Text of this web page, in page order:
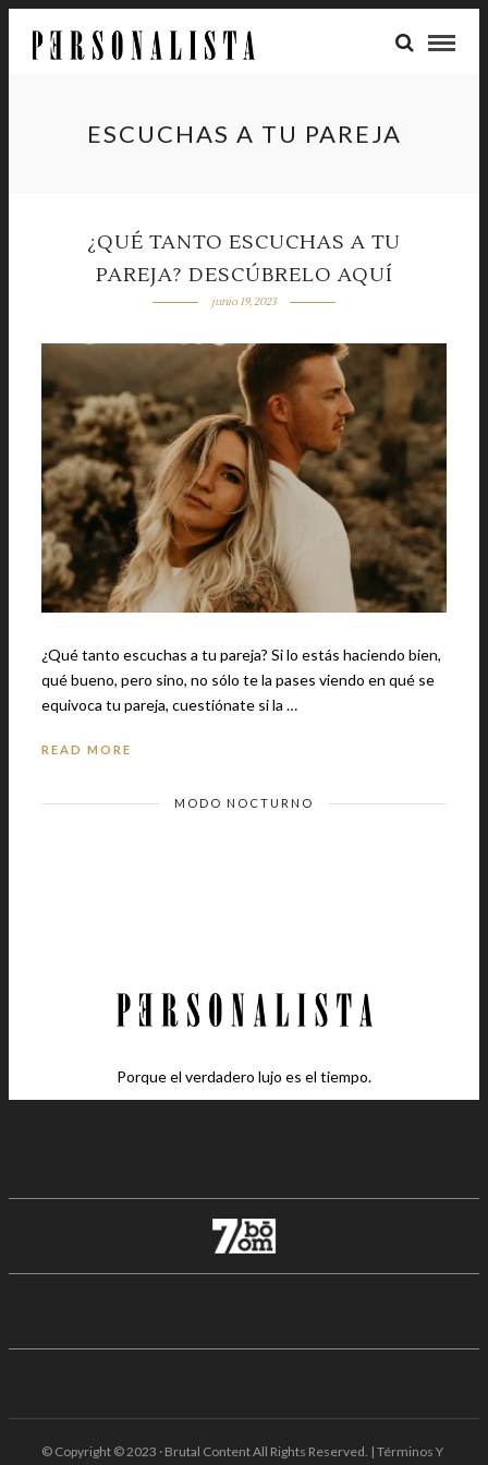
ESCUCHAS A TU PAREJA
¿QUÉ TANTO ESCUCHAS A TU
PAREJA? DESCÚBRELO AQUÍ
junio 19, 2023
¿Qué tanto escuchas a tu pareja? Si lo estás haciendo bien,
qué bueno, pero sino, no sólo te la pases viendo en qué se
equivoca tu pareja, cuestiónate si la …
READ MORE
MODO NOCTURNO
Porque el verdadero lujo es el tiempo.
© Copyright © 2023 · Brutal Content All Rights Reserved. | Términos Y